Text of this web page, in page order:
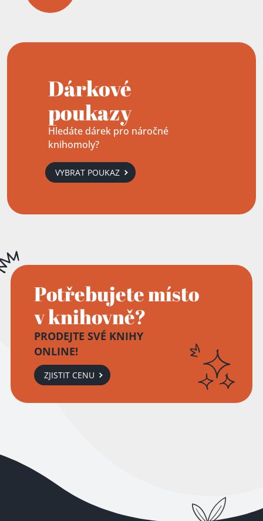
Dárkové
poukazy
Hledáte dárek pro náročné
knihomoly?
VYBRAT POUKAZ
Potřebujete místo
v knihovně?
PRODEJTE SVÉ KNIHY
ONLINE!
ZJISTIT CENU